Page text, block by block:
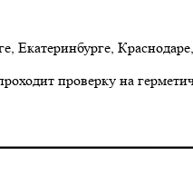
Екатеринбурге,
проверку на